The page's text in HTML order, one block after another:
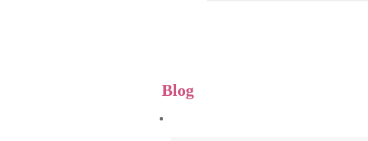
Blog